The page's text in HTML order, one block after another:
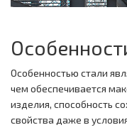
Особенностью стали
чем обеспечивается
изделия, способность
свойства даже в